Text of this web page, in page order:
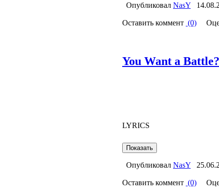
Опубликовал NasY
Оставить коммент (0)
You Want a
LYRICS
Опубликовал NasY
Оставить коммент (0)